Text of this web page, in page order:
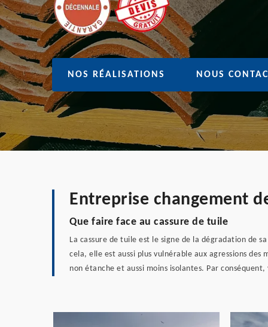
NOS RÉALISATIONS NOUS
Entreprise changement
Que faire face au cassure de tuile
La cassure de tuile est le signe de la dégradation de
cela, elle est aussi plus vulnérable aux agressions
non étanche et aussi moins isolantes. Par